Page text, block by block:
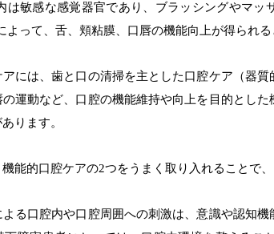
は敏感な感覚器官であり、ブラッシングやマッ
よって、舌、頬粘膜、口唇の機能向上が得られる
には、歯と口の清掃を主とした口腔ケア（器
運動など、口腔の機能維持や向上を目的とし
ります。
能的口腔ケアの2つをうまく取り入れることで
よる口腔内や口腔周囲への刺激は、意識や認知